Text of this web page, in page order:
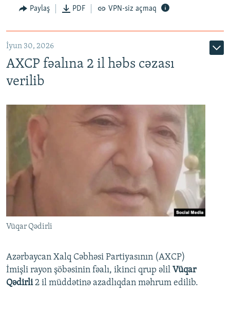
Paylaş PDF VPN-siz açmaq
İyun 30, 2026
AXCP fəalına 2 il həbs cəzası
verilib
Vüqar Qədirli
Azərbaycan Xalq Cəbhəsi Partiyasının (AXCP)
İmişli rayon şöbəsinin fəalı, ikinci qrup əlil Vüqar
Qədirli2 il müddətinə azadlıqdan məhrum edilib.